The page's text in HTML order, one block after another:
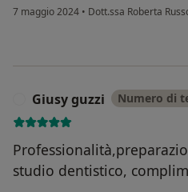
7 maggio 2024 • Dott.ssa Roberta
Giusy guzzi Numero di
studio dentistico,